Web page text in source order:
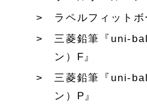
ラペルフィットボ
三菱鉛筆『uni-
ン）F』
三菱鉛筆『uni-
ン）P』